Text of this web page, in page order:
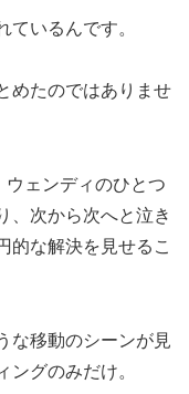
ているんです。
めたのではありませ
ウェンディのひとつ
、次から次へと泣き
的な解決を見せるこ
な移動のシーンが見
ングのみだけ。